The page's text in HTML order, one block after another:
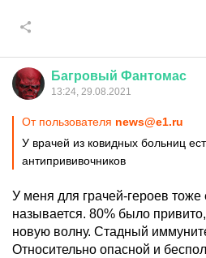
Багровый Фантомас
13:24, 29.08.2021
От пользователя news@e1.ru
У врачей из ковидных больниц
антипрививочников
У меня для грачей-героев тоже
называется. 80% было
новую волну. Стадный
Относительно опасной и